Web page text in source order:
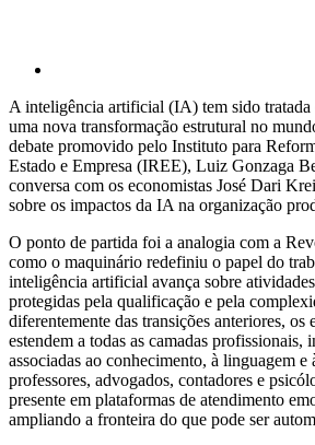
A inteligência artificial (IA) tem sido tratada
uma nova transformação estrutural no
debate promovido pelo Instituto para
Estado e Empresa (IREE), Luiz Gonzaga
conversa com os economistas José Dari
sobre os impactos da IA na organização
O ponto de partida foi a analogia com a
como o maquinário redefiniu o papel do
inteligência artificial avança sobre
protegidas pela qualificação e pela
diferentemente das transições anteriores, os
estendem a todas as camadas profissionais,
associadas ao conhecimento, à linguagem
professores, advogados, contadores e
presente em plataformas de atendimento
ampliando a fronteira do que pode ser